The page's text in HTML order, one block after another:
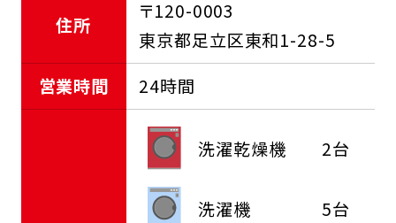
住所
〒120-0003
東京都足立区東和1-28-5
営業時間
24時間
洗濯乾燥機 2台
洗濯機 5台